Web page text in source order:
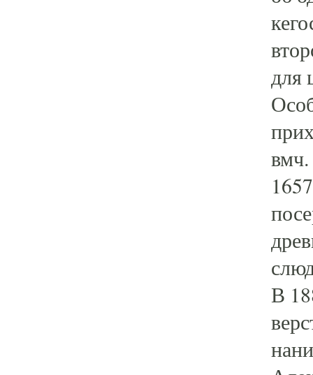
для
вмч.
В